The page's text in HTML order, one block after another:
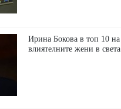
Ирина Бокова в топ 10
влиятелните жени в света